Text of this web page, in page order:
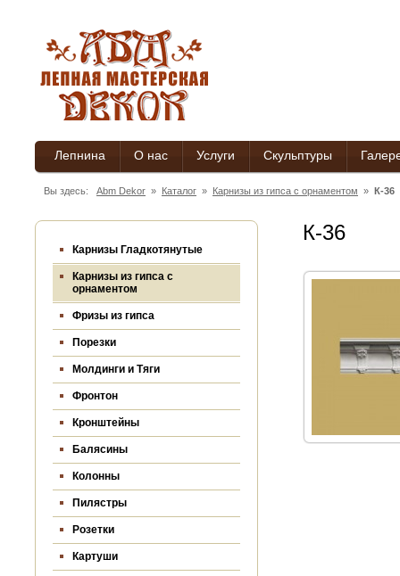
Лепнина О нас Услуги Скульптуры
Вы здесь: Abm Dekor » Каталог » Карнизы из гипса c орнаментом » К-36
Карнизы Гладкотянутые
Карнизы из гипса c
орнаментом
Фризы из гипса
Порезки
Молдинги и Тяги
Фронтон
Кронштейны
Балясины
Колонны
Пилястры
Розетки
Картуши
К-36